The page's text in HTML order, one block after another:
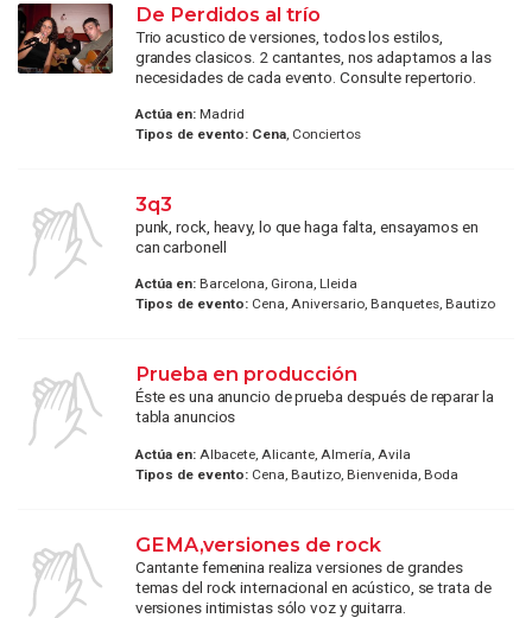
De Perdidos al trío
Trio acustico de versiones, todos los estilos,
grandes clasicos. 2 cantantes, nos adaptamos a las
necesidades de cada evento. Consulte repertorio.
Actúa en:Madrid
Tipos de evento: Cena, Conciertos
3q3
punk, rock, heavy, lo que haga falta, ensayamos en
can carbonell
Actúa en:Barcelona, Girona, Lleida
Tipos de evento:Cena, Aniversario, Banquetes, Bautizo
Prueba en producción
Éste es una anuncio de prueba después de reparar la
tabla anuncios
Actúa en:Albacete, Alicante, Almería, Avila
Tipos de evento:Cena, Bautizo, Bienvenida, Boda
GEMA,versiones de rock
Cantante femenina realiza versiones de grandes
temas del rock internacional en acústico, se trata de
versiones intimistas sólo voz y guitarra.